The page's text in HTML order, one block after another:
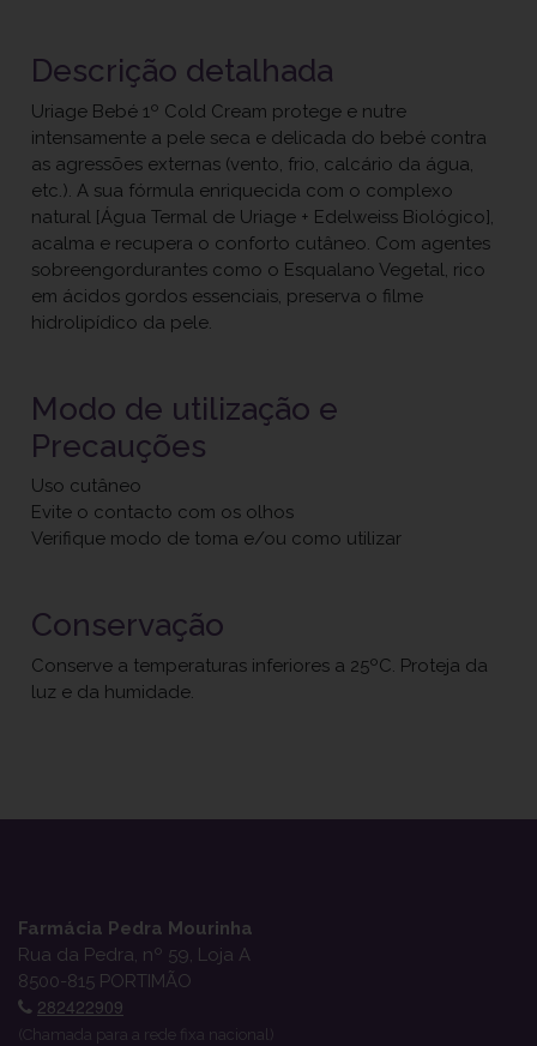
Descrição detalhada
Uriage Bebé 1º Cold Cream protege e nutre
intensamente a pele seca e delicada do bebé contra
as agressões externas (vento, frio, calcário da água,
etc.). A sua fórmula enriquecida com o complexo
natural [Água Termal de Uriage + Edelweiss Biológico],
acalma e recupera o conforto cutâneo. Com agentes
sobreengordurantes como o Esqualano Vegetal, rico
em ácidos gordos essenciais, preserva o filme
hidrolipídico da pele.
Modo de utilização e
Precauções
Uso cutâneo
Evite o contacto com os olhos
Verifique modo de toma e/ou como utilizar
Conservação
Conserve a temperaturas inferiores a 25ºC. Proteja da
luz e da humidade.
Farmácia Pedra Mourinha
Rua da Pedra, nº 59, Loja A
8500-815 PORTIMÃO
282422909
(Chamada para a rede fixa nacional)